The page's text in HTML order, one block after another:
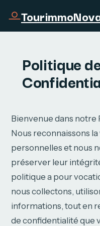
Politique
Bienvenue dans notre
Nous reconnaissons
personnelles et nous
préserver leur
politique a pour
nous collectons,
informations, tout en
de confidentialité que